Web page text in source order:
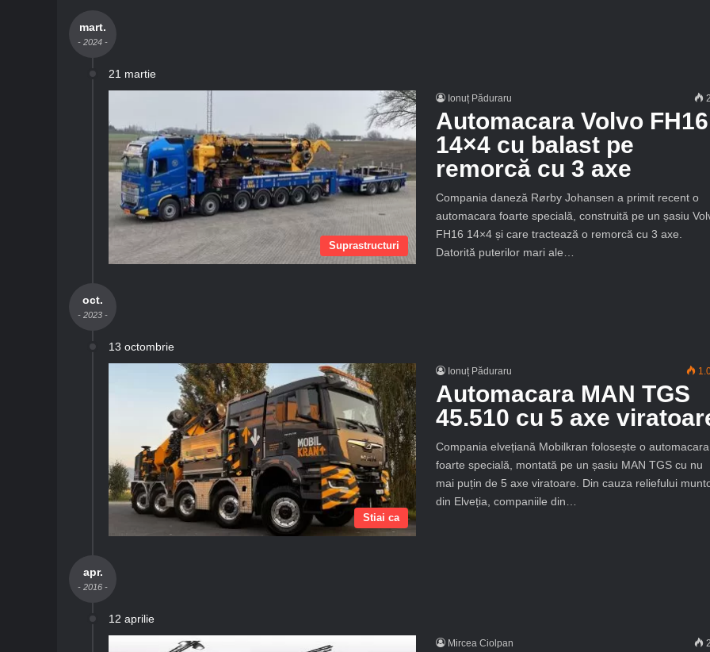
mart.
- 2024 -
21 martie
Suprastructuri
Ionuț Păduraru
Automacara Volvo FH16
14×4 cu balast pe
remorcă cu 3 axe
Compania daneză Rørby Johansen a primit recent o
automacara foarte specială, construită pe un șasiu
FH16 14×4 și care tractează o remorcă cu 3 axe.
Datorită puterilor mari ale…
oct.
- 2023 -
13 octombrie
Stiai ca
Ionuț Păduraru
Automacara MAN TGS
45.510 cu 5 axe
Compania elvețiană Mobilkran folosește o automacara
foarte specială, montată pe un șasiu MAN TGS cu nu
mai puțin de 5 axe viratoare. Din cauza reliefului
din Elveția, companiile din…
apr.
- 2016 -
12 aprilie
Mircea Ciolpan